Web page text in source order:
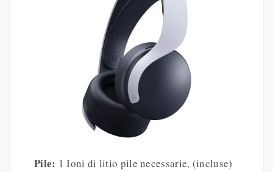
Pile: 1 Ioni di litio pile necessarie, (incluse)